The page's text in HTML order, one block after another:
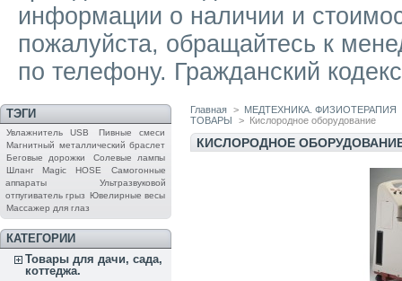
информации о наличии и
пожалуйста, обращайтесь к
по телефону. Гражданский
ТЭГИ
Увлажнитель USB
Пивные смеси
Магнитный металлический браслет
Беговые дорожки
Солевые лампы
Шланг Magic HOSE
Самогонные
аппараты
Ультразвуковой
отпугиватель грыз
Ювелирные весы
Массажер для глаз
КАТЕГОРИИ
Товары для дачи, сада,
коттеджа.
Главная >
МЕДТЕХНИКА. ФИЗИОТЕРАПИЯ
ТОВАРЫ
> Кислородное оборудование
КИСЛОРОДНОЕ